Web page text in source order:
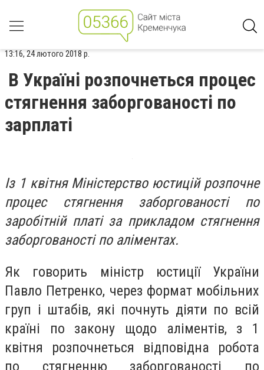
13:16, 24 лютого 2018 р.
В Україні розпочнеться процес
стягнення заборгованості по
зарплаті
Із 1 квітня Міністерство юстицій розпочне
процес стягнення заборгованості по
заробітній платі за прикладом стягнення
заборгованості по аліментах.
Як говорить міністр юстиції України
Павло Петренко, через формат мобільних
груп і штабів, які почнуть діяти по всій
країні по закону щодо аліментів, з 1
квітня розпочнеться відповідна робота
по стягненню заборгованості по